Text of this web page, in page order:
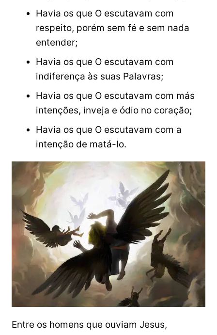
Havia os que O escutavam com
respeito, porém sem fé e sem nada
entender;
Havia os que O escutavam com
indiferença às suas Palavras;
Havia os que O escutavam com más
intenções, inveja e ódio no coração;
Havia os que O escutavam com a
intenção de matá-lo.
Entre os homens que ouviam Jesus,